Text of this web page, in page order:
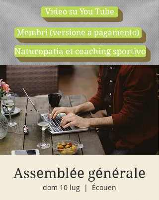
Video su You Tube
Membri (versione a pagamento)
Naturopatia et coaching sportivo
cours d'essai negozio
Assemblée générale
dom 10 lug
  |
Écouen